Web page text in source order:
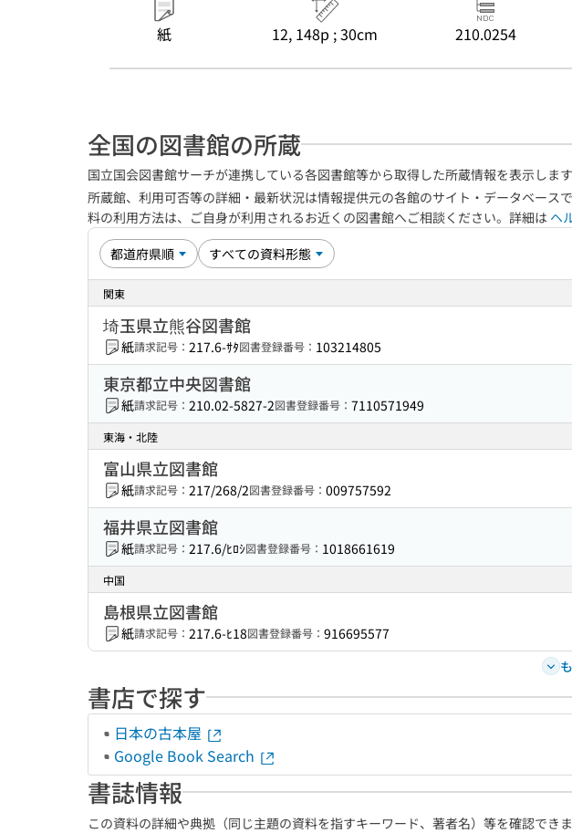
紙 12, 148p ; 30cm 210.0254
全国の図書館の所蔵
国立国会図書館サーチが連携している各図書館等から取得した所蔵情報を表示します
所蔵館、利用可否等の詳細・最新状況は情報提供元の各館のサイト・データベース
料の利用方法は、ご自身が利用されるお近くの図書館へご相談ください。詳細は ヘ
関東
埼玉県立熊谷図書館
紙請求記号： 217.6-ｻﾀ図書登録番号： 103214805
東京都立中央図書館
紙請求記号： 210.02-5827-2図書登録番号： 7110571949
東海・北陸
富山県立図書館
紙請求記号： 217/268/2図書登録番号： 009757592
福井県立図書館
紙請求記号： 217.6/ﾋﾛｼ図書登録番号： 1018661619
中国
島根県立図書館
紙請求記号： 217.6-ﾋ18図書登録番号： 916695577
書店で探す
日本の古本屋
Google Book Search
書誌情報
この資料の詳細や典拠（同じ主題の資料を指すキーワード、著者名）等を確認できま